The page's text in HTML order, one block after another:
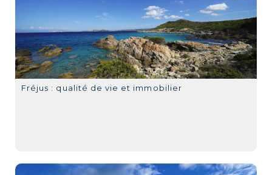
Fréjus : qualité de vie et immobilier